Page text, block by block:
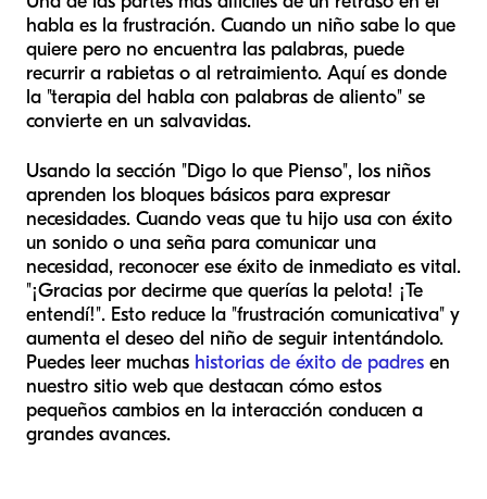
habla es la frustración. Cuando un niño sabe lo que
quiere pero no encuentra las palabras, puede
recurrir a rabietas o al retraimiento. Aquí es donde
la "terapia del habla con palabras de aliento" se
convierte en un salvavidas.
Usando la sección "Digo lo que Pienso", los niños
aprenden los bloques básicos para expresar
necesidades. Cuando veas que tu hijo usa con éxito
un sonido o una seña para comunicar una
necesidad, reconocer ese éxito de inmediato es vital.
"¡Gracias por decirme que querías la pelota! ¡Te
entendí!". Esto reduce la "frustración comunicativa" y
aumenta el deseo del niño de seguir intentándolo.
Puedes leer muchas historias de éxito de padres en
nuestro sitio web que destacan cómo estos
pequeños cambios en la interacción conducen a
grandes avances.